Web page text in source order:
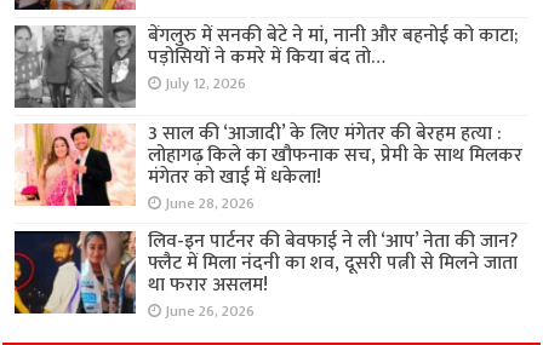
बेंगलुरु में सनकी बेटे ने मां, नानी और बहनोई को काटा;
पड़ोसियों ने कमरे में किया बंद तो…
July 12, 2026
3 साल की ‘आजादी’ के लिए मंगेतर की बेरहम हत्या :
लोहागढ़ किले का खौफनाक सच, प्रेमी के साथ मिलकर
मंगेतर को खाई में धकेला!
June 28, 2026
लिव-इन पार्टनर की बेवफाई ने ली ‘आप’ नेता की जान?
फ्लैट में मिला नंदनी का शव, दूसरी पत्नी से मिलने जाता
था फरार असलम!
June 26, 2026